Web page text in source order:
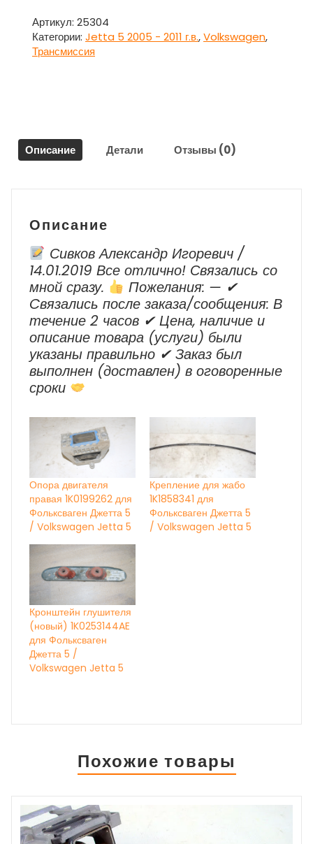
передний
правый
1K0407272FA
Volkswagen
Jetta
Артикул: 25304
Категории: Jetta 5 2005 - 2011 г.в.,Volkswagen,
Трансмиссия
Описание Детали Отзывы (0)
Описание
Сивков Александр Игоревич /
14.01.2019 Все отлично! Связались со
мной сразу.
Пожелания: — ✔
Cвязались после заказа/сообщения: В
течение 2 часов ✔ Цена, наличие и
описание товара (услуги) были
указаны правильно ✔ Заказ был
выполнен (доставлен) в оговоренные
сроки
Опора двигателя
правая 1K0199262 для
Фольксваген Джетта 5
/ Volkswagen Jetta 5
Крепление для жабо
1K1858341 для
Фольксваген Джетта 5
/ Volkswagen Jetta 5
Кронштейн глушителя
(новый) 1K0253144AE
для Фольксваген
Джетта 5 /
Volkswagen Jetta 5
Похожие товары